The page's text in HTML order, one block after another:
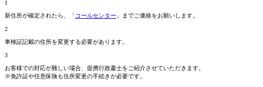
1
新住所が確定されたら、「コールセンター 」までご連絡をお願いします。
2
車検証記載の住所を変更する必要があります。
3
お客様での対応が難しい場合、提携行政書士をご紹介させていただきます。
※免許証や任意保険も住所変更の手続きが必要です。